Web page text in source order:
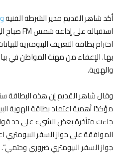
أكد شاهر القديم مدير الشرطة الفنية
احترام بطاقة التعريف البيومترية
بها. الإعفاء من مهنة المواطن في
والهوية.
مؤكدًا أهمية اعتماد بطاقة الهوية
جاءت متأخرة بعض الشيء على حد
جواز السفر البيومتري ضروري وحتمي”.